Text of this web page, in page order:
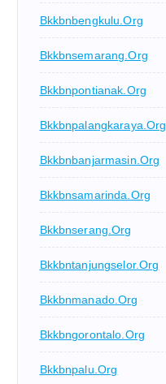
Bkkbnbengkulu.org
Bkkbnsemarang.org
Bkkbnpontianak.org
Bkkbnpalangkaraya.org
Bkkbnbanjarmasin.org
Bkkbnsamarinda.org
Bkkbnserang.org
Bkkbntanjungselor.org
Bkkbnmanado.org
Bkkbngorontalo.org
Bkkbnpalu.org